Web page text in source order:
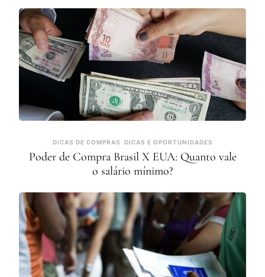
DICAS DE COMPRAS DICAS E OPORTUNIDADES
Poder de Compra Brasil X EUA: Quanto vale
o salário mínimo?